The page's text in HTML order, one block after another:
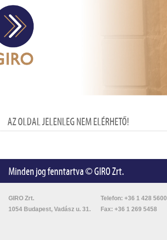
AZ OLDAL JELENLEG NEM ELÉRHETŐ!
Minden jog fenntartva © GIRO Zrt.
GIRO Zrt.
1054 Budapest, Vadász u. 31.
Telefon: +36 1 428 5600
Fax: +36 1 269 5458